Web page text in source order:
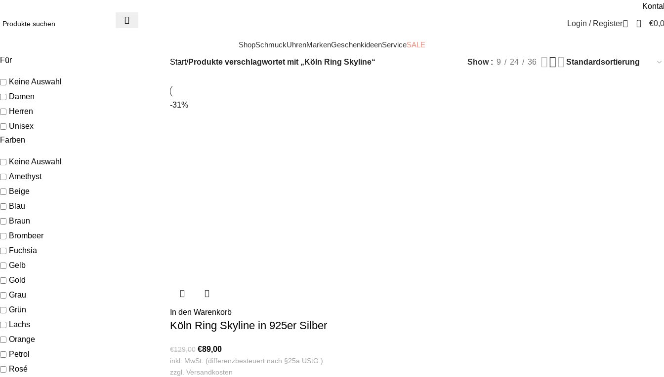
Login / Register 0 €
ShopSchmuckUhrenMarkenGeschenkideenServiceSALE
Für
Keine Auswahl
Damen
Herren
Unisex
Farben
Keine Auswahl
Amethyst
Beige
Blau
Braun
Brombeer
Fuchsia
Gelb
Gold
Grau
Grün
Lachs
Orange
Petrol
Rosé
Start Produkte verschlagwortet mit „Köln Ring Skyline“ Show 9 24 36
-31%
In den Warenkorb
Köln Ring Skyline in 925er Silber
€129,00 €89,00
inkl. MwSt. (differenzbesteuert nach §25a UStG.)
zzgl. Versandkosten